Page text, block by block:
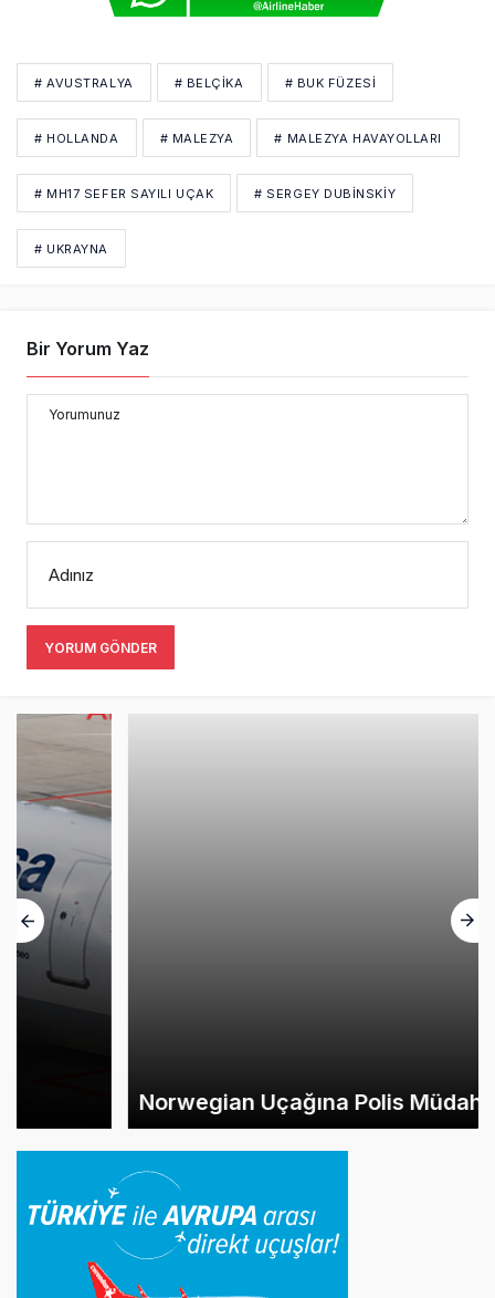
# AVUSTRALYA # BELÇIKA # BUK FÜZESI
# HOLLANDA # MALEZYA # MALEZYA HAVAYOLLARI
# MH17 SEFER SAYILI UÇAK # SERGEY DUBINSKIY
# UKRAYNA
Bir Yorum Yaz
Yorumunuz
Adınız
YORUM GÖNDER
Norwegian Uçağına Polis Müdahalesi